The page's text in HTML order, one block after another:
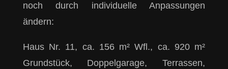
noch durch individuelle Anpassungen
ändern:
Haus Nr. 11, ca. 156 m² Wfl., ca. 920 m²
Grundstück, Doppelgarage, Terrassen,